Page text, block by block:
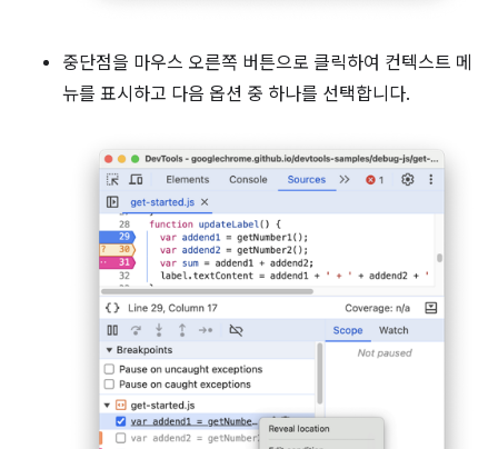
중단점을 마우스 오른쪽 버튼으로 클릭하여 컨텍스트 메
뉴를 표시하고 다음 옵션 중 하나를 선택합니다.